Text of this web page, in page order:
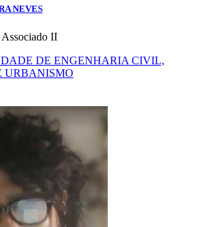
NEVES
II
DE ENGENHARIA CIVIL,
URBANISMO